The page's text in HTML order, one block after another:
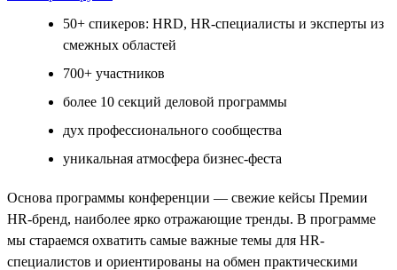
50+ спикеров: HRD, HR-специалисты и эксперты из
смежных областей
700+ участников
более 10 секций деловой программы
дух профессионального сообщества
уникальная атмосфера бизнес-феста
Основа программы конференции — свежие кейсы Премии
HR-бренд, наиболее ярко отражающие тренды. В программе
мы стараемся охватить самые важные темы для HR-
специалистов и ориентированы на обмен практическими